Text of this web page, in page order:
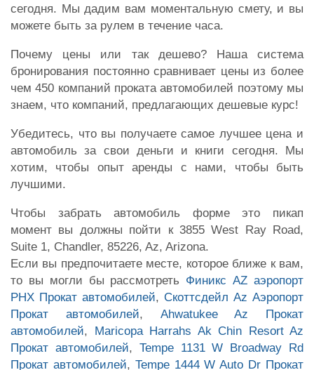
сегодня. Мы дадим вам моментальную смету, и вы
можете быть за рулем в течение часа.
Почему цены или так дешево? Наша система
бронирования постоянно сравнивает цены из более
чем 450 компаний проката автомобилей поэтому мы
знаем, что компаний, предлагающих дешевые курс!
Убедитесь, что вы получаете самое лучшее цена и
автомобиль за свои деньги и книги сегодня. Мы
хотим, чтобы опыт аренды с нами, чтобы быть
лучшими.
Чтобы забрать автомобиль форме это пикап
момент вы должны пойти к 3855 West Ray Road,
Suite 1, Chandler, 85226, Az, Arizona.
Если вы предпочитаете месте, которое ближе к вам,
то вы могли бы рассмотреть Финикс AZ аэропорт
PHX Прокат автомобилей, Скоттсдейл Az Аэропорт
Прокат автомобилей, Ahwatukee Az Прокат
автомобилей, Maricopa Harrahs Ak Chin Resort Az
Прокат автомобилей, Tempe 1131 W Broadway Rd
Прокат автомобилей, Tempe 1444 W Auto Dr Прокат